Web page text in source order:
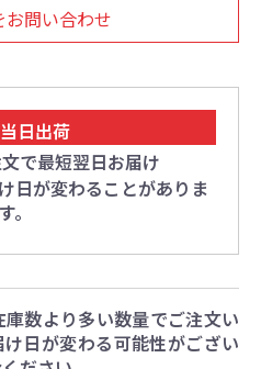
お問い合わせ
当日出荷
で最短翌日お届け
日が変わることがありま
す。
数より多い数量でご注文い
日が変わる可能性がござい